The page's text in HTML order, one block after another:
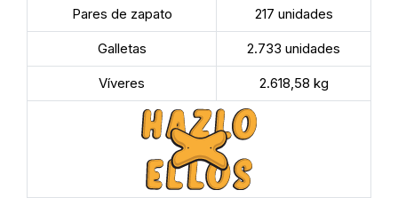
Pares de zapato 217 unidades
Galletas 2.733 unidades
Víveres 2.618,58 kg